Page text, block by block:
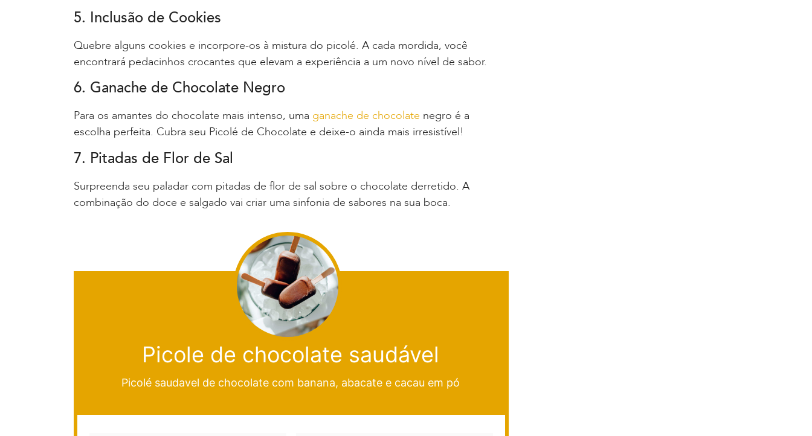
5. Inclusão de Cookies
Quebre alguns cookies e incorpore-os à mistura do picolé. A cada mordida, você
encontrará pedacinhos crocantes que elevam a experiência a um novo nível de sabor.
6. Ganache de Chocolate Negro
Para os amantes do chocolate mais intenso, uma ganache de chocolate negro é a
escolha perfeita. Cubra seu Picolé de Chocolate e deixe-o ainda mais irresistível!
7. Pitadas de Flor de Sal
Surpreenda seu paladar com pitadas de flor de sal sobre o chocolate derretido. A
combinação do doce e salgado vai criar uma sinfonia de sabores na sua boca.
Picole de chocolate saudável
Picolé saudavel de chocolate com banana, abacate e cacau em pó